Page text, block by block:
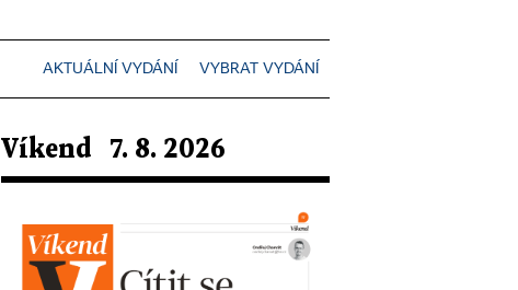
AKTUÁLNÍ VYDÁNÍ VYBRAT VYDÁNÍ
Víkend 7. 8. 2026